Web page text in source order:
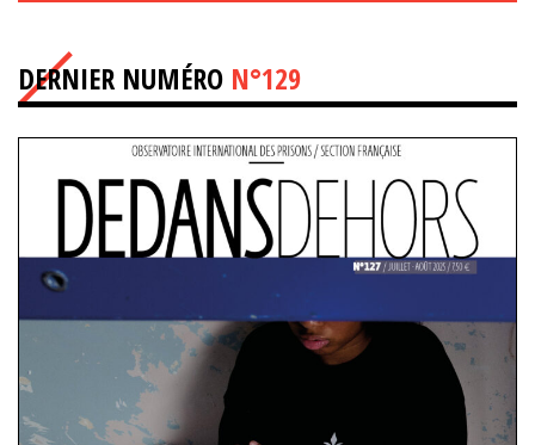
DERNIER NUMÉRO N°129